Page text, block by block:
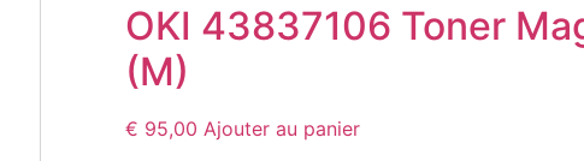
OKI 43837106 Toner
(M)
€ 95,00 Ajouter au panier